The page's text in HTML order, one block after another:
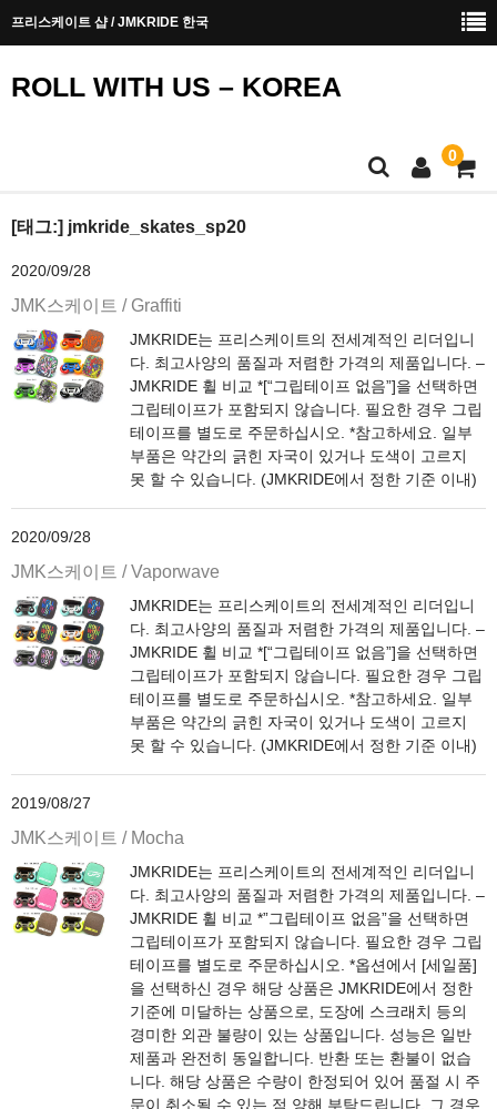
프리스케이트 샵 / JMKRIDE 한국
ROLL WITH US – KOREA
0
메인페이지
안전에 대한 안내
구입 방법
문의하기
[태그:] jmkride_skates_sp20
2020/09/28
JMK스케이트 / Graffiti
JMKRIDE는 프리스케이트의 전세계적인 리더입니
다. 최고사양의 품질과 저렴한 가격의 제품입니다. –
JMKRIDE 휠 비교 *[“그립테이프 없음”]을 선택하면
그립테이프가 포함되지 않습니다. 필요한 경우 그립
테이프를 별도로 주문하십시오. *참고하세요. 일부
부품은 약간의 긁힌 자국이 있거나 도색이 고르지
못 할 수 있습니다. (JMKRIDE에서 정한 기준 이내)
2020/09/28
JMK스케이트 / Vaporwave
JMKRIDE는 프리스케이트의 전세계적인 리더입니
다. 최고사양의 품질과 저렴한 가격의 제품입니다. –
JMKRIDE 휠 비교 *[“그립테이프 없음”]을 선택하면
그립테이프가 포함되지 않습니다. 필요한 경우 그립
테이프를 별도로 주문하십시오. *참고하세요. 일부
부품은 약간의 긁힌 자국이 있거나 도색이 고르지
못 할 수 있습니다. (JMKRIDE에서 정한 기준 이내)
2019/08/27
JMK스케이트 / Mocha
JMKRIDE는 프리스케이트의 전세계적인 리더입니
다. 최고사양의 품질과 저렴한 가격의 제품입니다. –
JMKRIDE 휠 비교 *”그립테이프 없음”을 선택하면
그립테이프가 포함되지 않습니다. 필요한 경우 그립
테이프를 별도로 주문하십시오. *옵션에서 [세일품]
을 선택하신 경우 해당 상품은 JMKRIDE에서 정한
기준에 미달하는 상품으로, 도장에 스크래치 등의
경미한 외관 불량이 있는 상품입니다. 성능은 일반
제품과 완전히 동일합니다. 반환 또는 환불이 없습
니다. 해당 상품은 수량이 한정되어 있어 품절 시 주
문이 취소될 수 있는 점 양해 부탁드립니다. 그 경우